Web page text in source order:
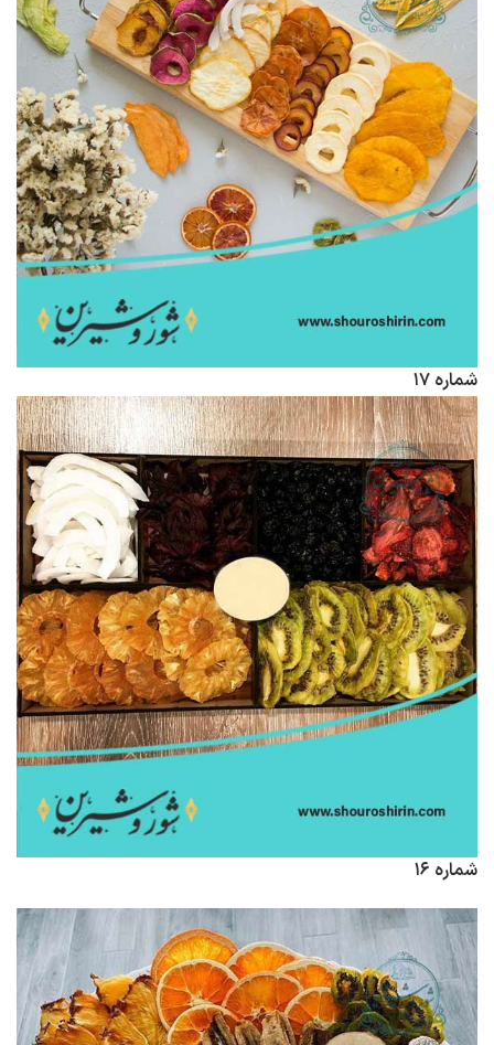
شماره ۱۷
شماره ۱۶